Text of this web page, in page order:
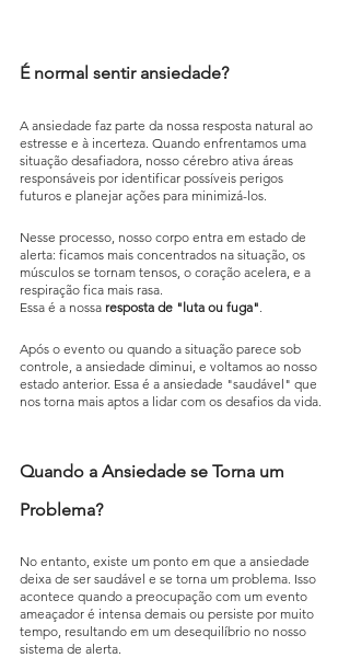
É normal sentir ansiedade?
A ansiedade faz parte da nossa resposta natural ao
estresse e à incerteza. Quando enfrentamos uma
situação desafiadora, nosso cérebro ativa áreas
responsáveis por identificar possíveis perigos
futuros e planejar ações para minimizá-los.
Nesse processo, nosso corpo entra em estado de
alerta: ficamos mais concentrados na situação, os
músculos se tornam tensos, o coração acelera, e a
respiração fica mais rasa.
Essa é a nossa resposta de "luta ou fuga"
Após o evento ou quando a situação parece sob
controle, a ansiedade diminui, e voltamos ao nosso
estado anterior. Essa é a ansiedade "saudável" que
nos torna mais aptos a lidar com os desafios da vida.
Quando a Ansiedade se Torna um
Problema?
No entanto, existe um ponto em que a ansiedade
deixa de ser saudável e se torna um problema. Isso
acontece quando a preocupação com um evento
ameaçador é intensa demais ou persiste por muito
tempo, resultando em um desequilíbrio no nosso
sistema de alerta.